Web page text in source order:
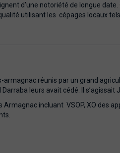
d’une notoriété de longue
utilisant les cépages locaux
réunis par un grand
leurs avait cédé. Il
incluant VSOP, XO des